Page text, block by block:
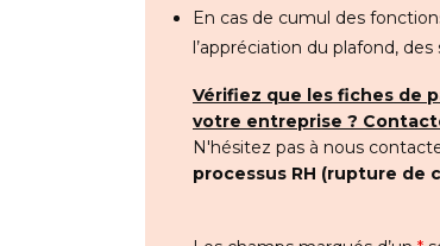
En cas de cumul des
l’appréciation du plafond,
Vérifiez que les fiches de
votre entreprise ?
N'hésitez pas à nous
processus RH (rupture de